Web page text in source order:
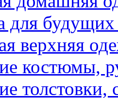
для
верхняя
костюмы,
толстовки,